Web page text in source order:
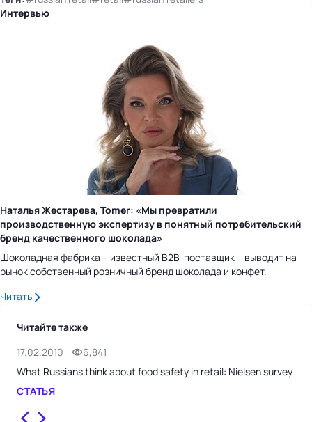
Интервью
Наталья Жестарева, Tomer: «Мы превратили
производственную экспертизу в понятный потребительский
бренд качественного шоколада»
Шоколадная фабрика – известный B2B-поставщик – выводит на
рынок собственный розничный бренд шоколада и конфет.
Читать
Читайте также
17.02.2010
6,841
What Russians think about food safety in retail: Nielsen survey
СТАТЬЯ